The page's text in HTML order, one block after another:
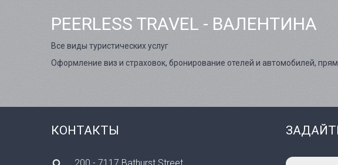
PEERLESS TRAVEL - ВАЛЕНТИНА
Все виды туристических услуг
Оформление виз и страховок, бронирование отелей и автомобилей,
КОНТАКТЫ
Ваше